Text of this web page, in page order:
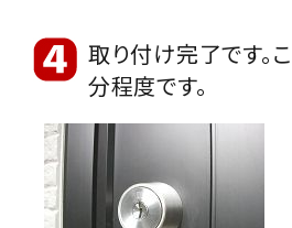
取り付け完了です。
分程度です。